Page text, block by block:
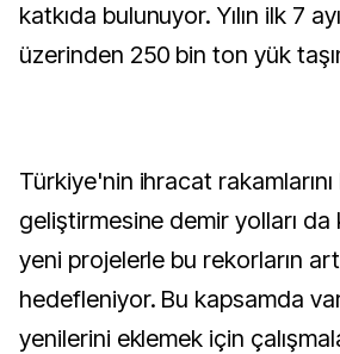
katkıda bulunuyor. Yılın ilk 7
üzerinden 250 bin ton yük
Türkiye'nin ihracat rakamlarını
geliştirmesine demir yolları da
yeni projelerle bu rekorların
hedefleniyor. Bu kapsamda
yenilerini eklemek için